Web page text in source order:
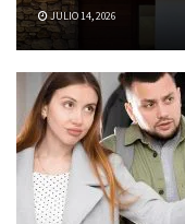
JULIO 14, 2026